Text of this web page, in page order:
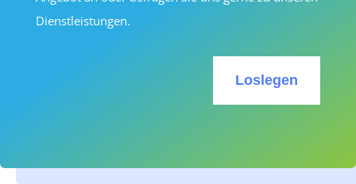
Dienstleistungen.
Loslegen